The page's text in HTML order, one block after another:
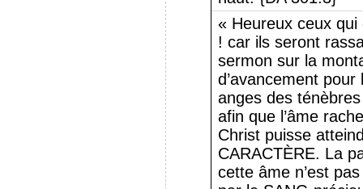
« Heureux ceux
! car ils seront
sermon sur la
d’avancement pour
anges des
afin que l’âme
Christ puisse
CARACTÈRE. La
cette âme n’est